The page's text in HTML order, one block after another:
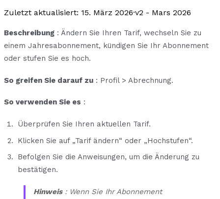
Zuletzt aktualisiert: 15. März 2026·v2 - Mars 2026
Beschreibung : Ändern Sie Ihren Tarif, wechseln Sie zu
einem Jahresabonnement, kündigen Sie Ihr Abonnement
oder stufen Sie es hoch.
So greifen Sie darauf zu : Profil > Abrechnung.
So verwenden Sie es :
Überprüfen Sie Ihren aktuellen Tarif.
Klicken Sie auf „Tarif ändern“ oder „Hochstufen“.
Befolgen Sie die Anweisungen, um die Änderung zu
bestätigen.
Hinweis: Wenn Sie Ihr Abonnement